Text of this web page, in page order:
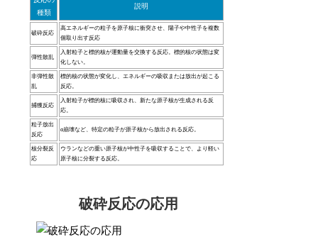
種類
説明
破砕反応
高エネルギーの粒子を原子核に衝突させ、陽子や中性子を複数
個取り出す反応
弾性散乱
入射粒子と標的核が運動量を交換する反応。標的核の状態は変
化しない。
非弾性散
乱
標的核の状態が変化し、エネルギーの吸収または放出が起こる
反応。
捕獲反応
入射粒子が標的核に吸収され、新たな原子核が生成される反
応。
粒子放出
反応
α崩壊など、特定の粒子が原子核から放出される反応。
核分裂反
応
ウランなどの重い原子核が中性子を吸収することで、より軽い
原子核に分裂する反応。
破砕反応の応用